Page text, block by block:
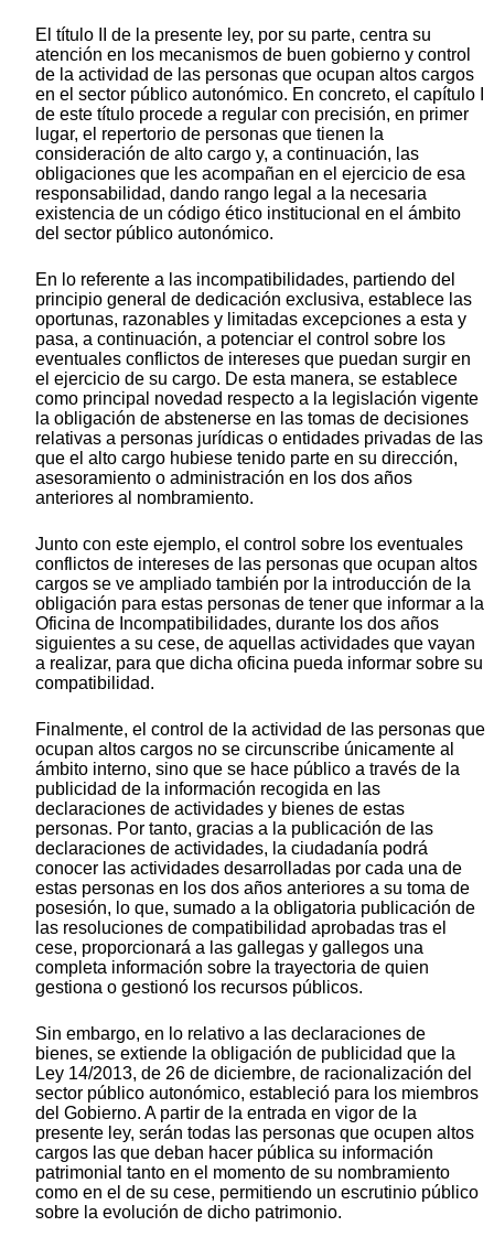
El título II de la presente ley, por su parte, centra su
atención en los mecanismos de buen gobierno y control
de la actividad de las personas que ocupan altos cargos
en el sector público autonómico. En concreto, el capítulo I
de este título procede a regular con precisión, en primer
lugar, el repertorio de personas que tienen la
consideración de alto cargo y, a continuación, las
obligaciones que les acompañan en el ejercicio de esa
responsabilidad, dando rango legal a la necesaria
existencia de un código ético institucional en el ámbito
del sector público autonómico.
En lo referente a las incompatibilidades, partiendo del
principio general de dedicación exclusiva, establece las
oportunas, razonables y limitadas excepciones a esta y
pasa, a continuación, a potenciar el control sobre los
eventuales conflictos de intereses que puedan surgir en
el ejercicio de su cargo. De esta manera, se establece
como principal novedad respecto a la legislación vigente
la obligación de abstenerse en las tomas de decisiones
relativas a personas jurídicas o entidades privadas de las
que el alto cargo hubiese tenido parte en su dirección,
asesoramiento o administración en los dos años
anteriores al nombramiento.
Junto con este ejemplo, el control sobre los eventuales
conflictos de intereses de las personas que ocupan altos
cargos se ve ampliado también por la introducción de la
obligación para estas personas de tener que informar a la
Oficina de Incompatibilidades, durante los dos años
siguientes a su cese, de aquellas actividades que vayan
a realizar, para que dicha oficina pueda informar sobre su
compatibilidad.
Finalmente, el control de la actividad de las personas que
ocupan altos cargos no se circunscribe únicamente al
ámbito interno, sino que se hace público a través de la
publicidad de la información recogida en las
declaraciones de actividades y bienes de estas
personas. Por tanto, gracias a la publicación de las
declaraciones de actividades, la ciudadanía podrá
conocer las actividades desarrolladas por cada una de
estas personas en los dos años anteriores a su toma de
posesión, lo que, sumado a la obligatoria publicación de
las resoluciones de compatibilidad aprobadas tras el
cese, proporcionará a las gallegas y gallegos una
completa información sobre la trayectoria de quien
gestiona o gestionó los recursos públicos.
Sin embargo, en lo relativo a las declaraciones de
bienes, se extiende la obligación de publicidad que la
Ley 14/2013, de 26 de diciembre, de racionalización del
sector público autonómico, estableció para los miembros
del Gobierno. A partir de la entrada en vigor de la
presente ley, serán todas las personas que ocupen altos
cargos las que deban hacer pública su información
patrimonial tanto en el momento de su nombramiento
como en el de su cese, permitiendo un escrutinio público
sobre la evolución de dicho patrimonio.